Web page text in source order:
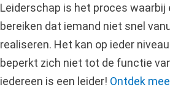
Leiderschap is het proces
bereiken dat iemand niet snel
realiseren. Het kan op ieder
beperkt zich niet tot de functie
iedereen is een leider! Ontdek